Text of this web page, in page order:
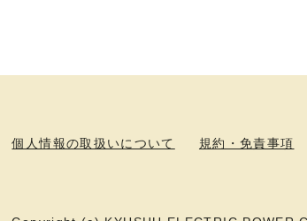
個人情報の取扱いについて 規約・免責事項